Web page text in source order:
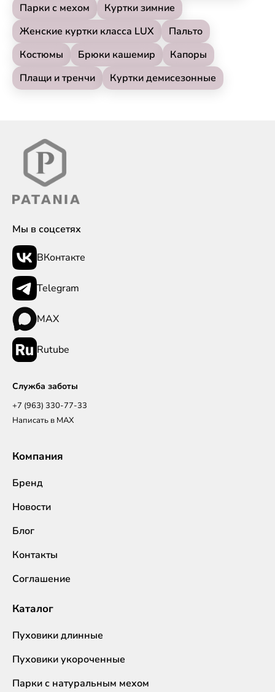
Парки с мехом
Куртки зимние
Женские куртки класса LUX
Пальто
Костюмы
Брюки кашемир
Капоры
Плащи и тренчи
Куртки демисезонные
Мы в соцсетях
ВКонтакте
Telegram
MAX
Rutube
Служба заботы
+7 (963) 330-77-33
Написать в MAX
Компания
Бренд
Новости
Блог
Контакты
Соглашение
Каталог
Пуховики длинные
Пуховики укороченные
Парки с натуральным мехом